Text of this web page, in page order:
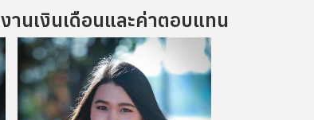
Mail: Saowaluk.ka@up.ac.th
งานเงินเดือนและค่าตอบแทน